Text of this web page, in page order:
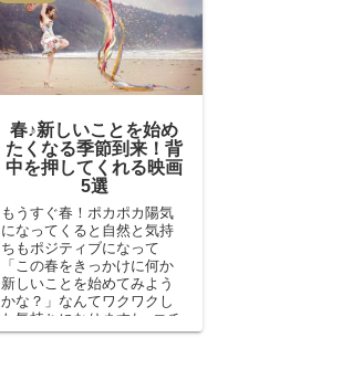
春♪新しいことを始め
たくなる季節到来！背
中を押してくれる映画
5選
もうすぐ春！ポカポカ陽気
になってくると自然と気持
ちもポジティブになって
「この春をきっかけに何か
新しいことを始めてみよう
かな？」なんてワクワクし
た気持ちになりますね♪コチ
ラの記事では、そんなポジ